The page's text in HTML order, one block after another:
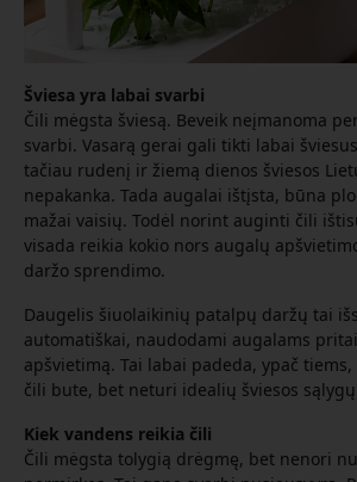
Šviesa yra labai svarbi
Čili mėgsta šviesą. Beveik neįmanoma
svarbi. Vasarą gerai gali tikti labai
tačiau rudenį ir žiemą dienos šviesos
nepakanka. Tada augalai ištįsta, būna
mažai vaisių. Todėl norint auginti čili
visada reikia kokio nors augalų
daržo sprendimo.
Daugelis šiuolaikinių patalpų daržų tai
automatiškai, naudodami augalams
apšvietimą. Tai labai padeda, ypač
čili bute, bet neturi idealių šviesos
Kiek vandens reikia čili
Čili mėgsta tolygią drėgmę, bet nenori